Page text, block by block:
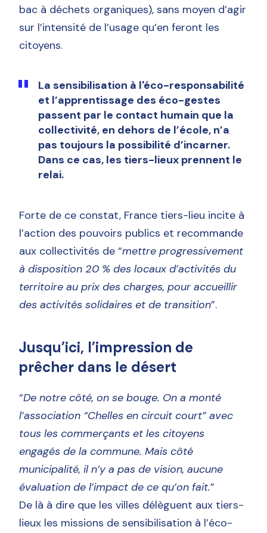
bac à déchets organiques), sans moyen d’agir
sur l’intensité de l’usage qu’en feront les
citoyens.
La sensibilisation à l'éco-responsabilité
et l’apprentissage des éco-gestes
passent par le contact humain que la
collectivité, en dehors de l’école, n’a
pas toujours la possibilité d’incarner.
Dans ce cas, les tiers-lieux prennent le
relai.
Forte de ce constat, France tiers-lieu incite à
l’action des pouvoirs publics et recommande
aux collectivités de “mettre progressivement
à disposition 20 % des locaux d’activités du
territoire au prix des charges, pour accueillir
des activités solidaires et de transition”.
Jusqu’ici, l’impression de
prêcher dans le désert
“De notre côté, on se bouge. On a monté
l’association “Chelles en circuit court” avec
tous les commerçants et les citoyens
engagés de la commune. Mais côté
municipalité, il n’y a pas de vision, aucune
évaluation de l’impact de ce qu’on fait.”
De là à dire que les villes délèguent aux tiers-
lieux les missions de sensibilisation à l’éco-